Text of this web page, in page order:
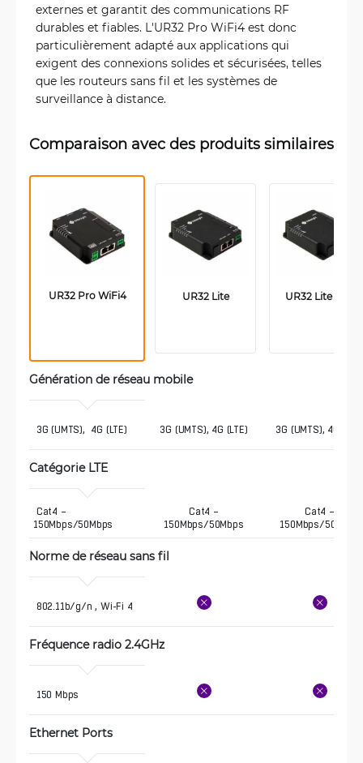
externes et garantit des communications RF
durables et fiables. L'UR32 Pro WiFi4 est donc
particulièrement adapté aux applications qui
exigent des connexions solides et sécurisées, telles
que les routeurs sans fil et les systèmes de
surveillance à distance.
Comparaison avec des produits similaires
UR32 Pro WiFi4 UR32 Lite UR32 Lite PoE
Génération de réseau mobile
3G (UMTS),  4G (LTE) 3G (UMTS), 4G (LTE) 3G (UMTS), 4G (LTE)
Catégorie LTE
150Mbps/50Mbps
Cat4 –
150Mbps/50Mbps
Cat4 –
150Mbps/50Mbps
Norme de réseau sans fil
802.11b/g/n , Wi-Fi 4
Fréquence radio 2.4GHz
150 Mbps
Ethernet Ports